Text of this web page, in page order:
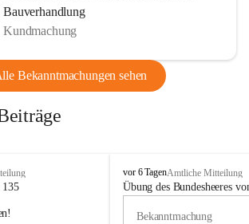
Bauverhandlung
Kundmachung
Bekanntmachungen sehen
B
u
vor 6 TagenAmtliche Mitteilung
Übung des Bundesheeres
Bekanntmachung